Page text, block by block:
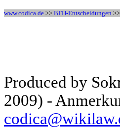
www.codica.de >> BFH-Entscheidungen >>
Produced by
2009) -